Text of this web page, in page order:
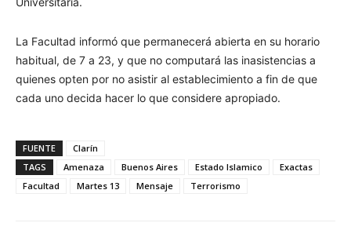
La Facultad informó que permanecerá abierta en su horario
habitual, de 7 a 23, y que no computará las inasistencias a
quienes opten por no asistir al establecimiento a fin de que
cada uno decida hacer lo que considere apropiado.
FUENTE
Clarín
TAGS
Amenaza Buenos Aires Estado Islamico
Exactas
Facultad
Martes 13 Mensaje Terrorismo